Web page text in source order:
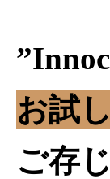
お試
ご存